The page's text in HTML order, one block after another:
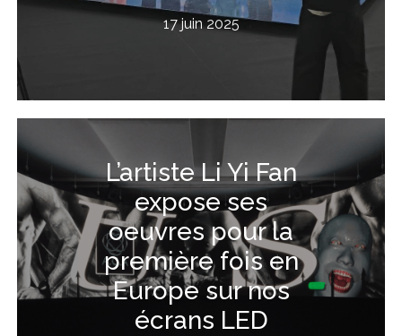
17 juin 2025
L’artiste Li Yi Fan
expose ses
oeuvres pour la
première fois en
Europe sur nos
écrans LED